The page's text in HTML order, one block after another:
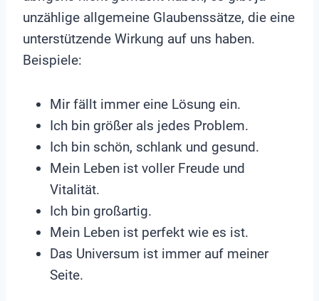
unzählige allgemeine Glaubenssätze, die eine
unterstützende Wirkung auf uns haben.
Beispiele:
Mir fällt immer eine Lösung ein.
Ich bin größer als jedes Problem.
Ich bin schön, schlank und gesund.
Mein Leben ist voller Freude und
Vitalität.
Ich bin großartig.
Mein Leben ist perfekt wie es ist.
Das Universum ist immer auf meiner
Seite.